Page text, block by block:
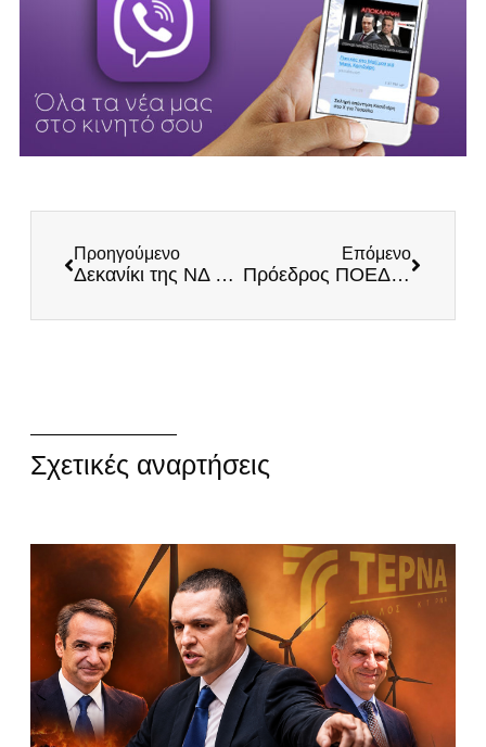
Προηγούμενο
Δεκανίκι της ΝΔ ο Βελόπουλος! (Βίντεο)
Επόμενο
Πρόεδρος ΠΟΕΔΗΝ: «Πάνω από 120 ασθενείς εκτός ΜΕΘ» – Η κυβέρνηση στοχοποιεί γιατρούς
Σχετικές αναρτήσεις